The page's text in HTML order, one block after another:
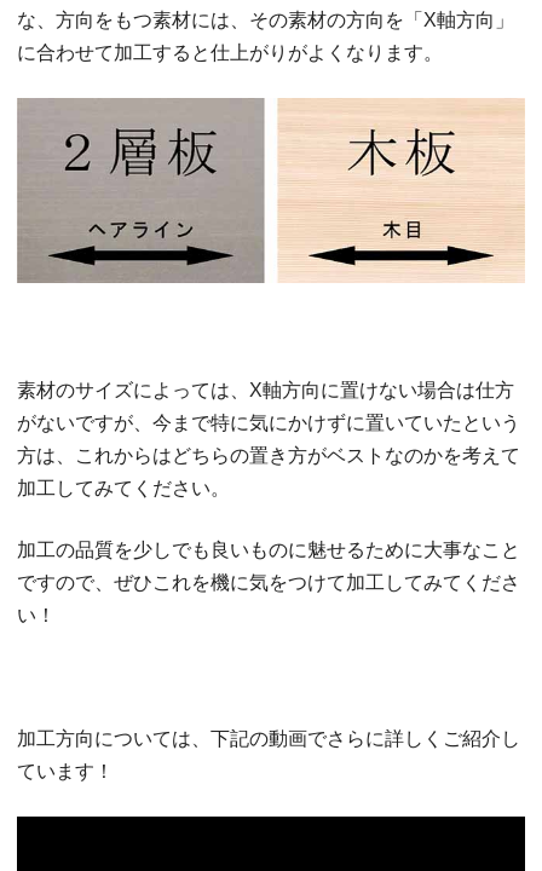
な、方向をもつ素材には、その素材の方向を「X軸方向」
に合わせて加工すると仕上がりがよくなります。
素材のサイズによっては、X軸方向に置けない場合は仕方
がないですが、今まで特に気にかけずに置いていたという
方は、これからはどちらの置き方がベストなのかを考えて
加工してみてください。
加工の品質を少しでも良いものに魅せるために大事なこと
ですので、ぜひこれを機に気をつけて加工してみてくださ
い！
加工方向については、下記の動画でさらに詳しくご紹介し
ています！